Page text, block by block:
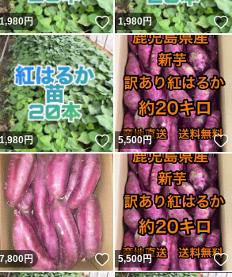
いね！
1,980円 いいね！
1,980円
いね！
1,980円 いいね！
5,500円
いね！
7,800円 いいね！
5,500円